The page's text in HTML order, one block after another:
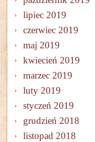
lipiec 2019
czerwiec 2019
maj 2019
kwiecień 2019
marzec 2019
luty 2019
styczeń 2019
grudzień 2018
listopad 2018